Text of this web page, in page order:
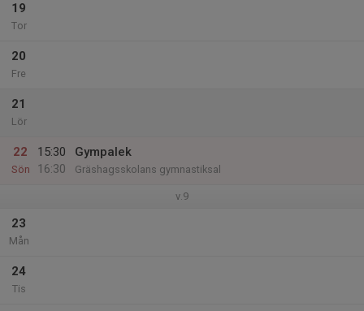
19
Tor
20
Fre
21
Lör
22
Sön
15:30
16:30
Gympalek
Gräshagsskolans gymnastiksal
v.9
23
Mån
24
Tis